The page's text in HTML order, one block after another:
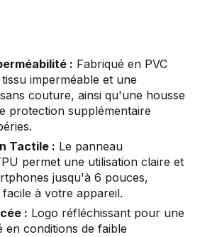
: Fabriqué en PVC
imperméable et une
couture, ainsi qu'une housse
protection supplémentaire
Tactile : Le panneau
permet une utilisation claire et
jusqu'à 6 pouces,
à votre appareil.
: Logo réfléchissant pour une
en conditions de faible